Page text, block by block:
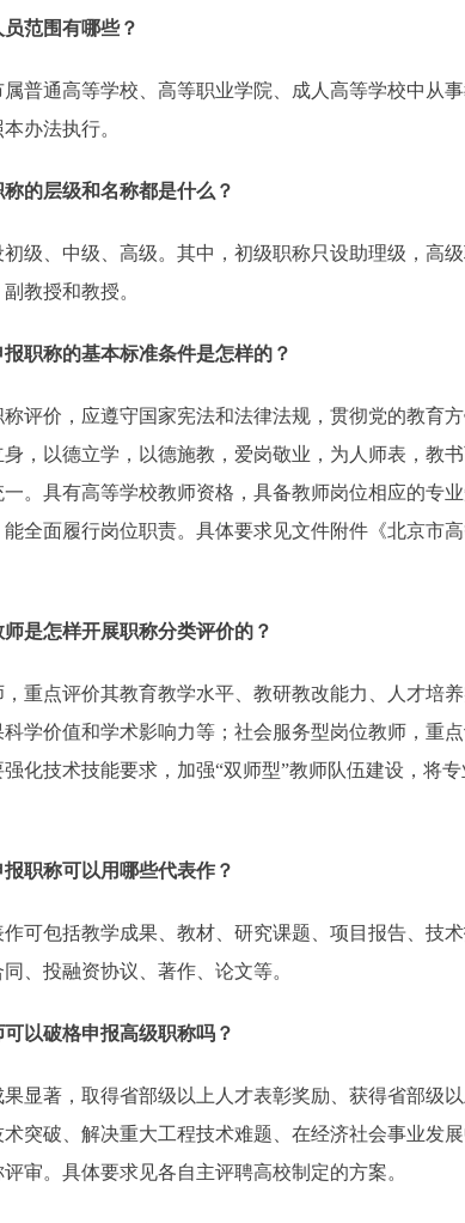
范围有哪些？
通高等学校、高等职业学院、成人高等学校中从
办法执行。
层级和名称都是什么？
、中级、高级。其中，初级职称只设助理级，高
教授和教授。
称的基本标准条件是怎样的？
价，应遵守国家宪法和法律法规，贯彻党的教育
，以德立学，以德施教，爱岗敬业，为人师表，教
。具有高等学校教师资格，具备教师岗位相应的专
全面履行岗位职责。具体要求见文件附件《北京市
怎样开展职称分类评价的？
点评价其教育教学水平、教研教改能力、人才培
学价值和学术影响力等；社会服务型岗位教师，重
化技术技能要求，加强“双师型”教师队伍建设，将
称可以用哪些代表作？
包括教学成果、教材、研究课题、项目报告、技术
、投融资协议、著作、论文等。
以破格申报高级职称吗？
著，取得省部级以上人才表彰奖励、获得省部级
突破、解决重大工程技术难题、在经济社会事业发
审。具体要求见各自主评聘高校制定的方案。